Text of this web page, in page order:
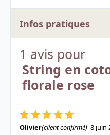
Infos pratiques
1 avis pour
String en
florale rose
Olivier(client confirmé)–8 juin